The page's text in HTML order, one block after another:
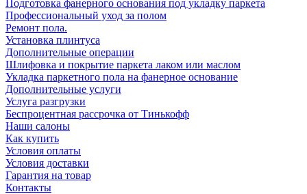
Подготовка фанерного основания под укладку паркета
Профессиональный уход за полом
Ремонт пола.
Установка плинтуса
Дополнительные операции
Шлифовка и покрытие паркета лаком или маслом
Укладка паркетного пола на фанерное основание
Дополнительные услуги
Услуга разгрузки
Беспроцентная рассрочка от Тинькофф
Наши салоны
Как купить
Условия оплаты
Условия доставки
Гарантия на товар
Контакты